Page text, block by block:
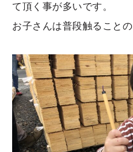
て頂く事が多いです。
お子さんは普段触ること